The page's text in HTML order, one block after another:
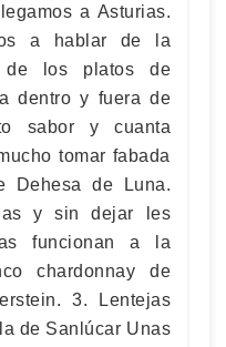
a Asturias.
a hablar de la
de los platos de
dentro y fuera de
sabor y cuanta
tomar fabada
Dehesa de Luna.
y sin dejar les
funcionan a la
chardonnay de
3. Lentejas
de Sanlúcar Unas